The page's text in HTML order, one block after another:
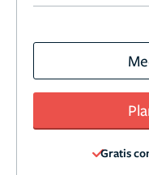
Gratis